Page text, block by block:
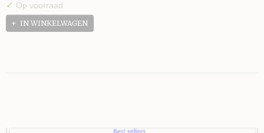
✓ Op voorraad
IN WINKELWAGEN